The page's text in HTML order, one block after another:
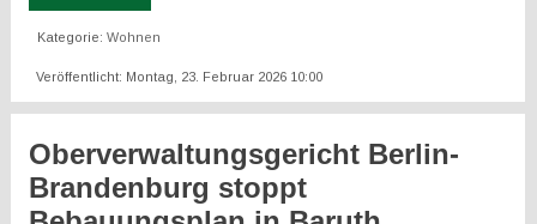
Kategorie:Wohnen
Veröffentlicht: Montag, 23. Februar 2026 10:00
Oberverwaltungsgericht Berlin-
Brandenburg stoppt